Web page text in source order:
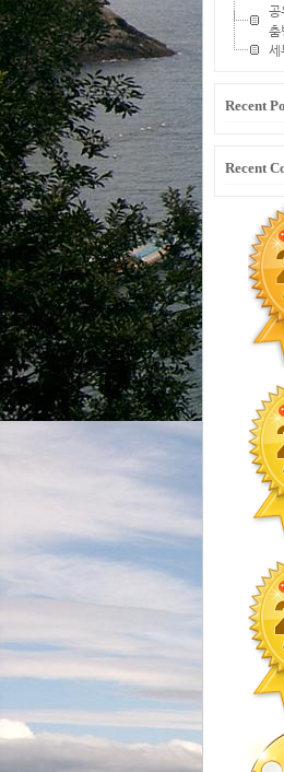
공
춤
세
Recent
Recent